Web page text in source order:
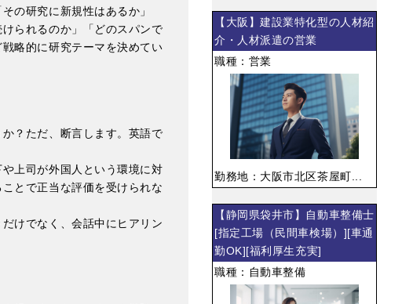
の研究に新規性はあるか」
られるのか」「どのスパンで
略的に研究テーマを決めてい
？ただ、断言します。英語で
上司が外国人という環境に対
とで正当な評価を受けられな
けでなく、会話中にヒアリン
【大阪】建設業特化型の人材紹
介・人材派遣の営業
職種：営業
勤務地：大阪市北区茶屋町...
【静岡県袋井市】自動車整備士
[指定工場（民間車検場）][車通
勤OK][福利厚生充実]
職種：自動車整備